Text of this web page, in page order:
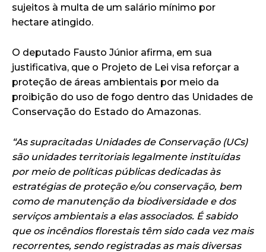
sujeitos à multa de um salário mínimo por
hectare atingido.
O deputado Fausto Júnior afirma, em sua
justificativa, que o Projeto de Lei visa reforçar a
proteção de áreas ambientais por meio da
proibição do uso de fogo dentro das Unidades de
Conservação do Estado do Amazonas.
“As supracitadas Unidades de Conservação (UCs)
são unidades territoriais legalmente instituídas
por meio de políticas públicas dedicadas às
estratégias de proteção e/ou conservação, bem
como de manutenção da biodiversidade e dos
serviços ambientais a elas associados. É sabido
que os incêndios florestais têm sido cada vez mais
recorrentes, sendo registradas as mais diversas